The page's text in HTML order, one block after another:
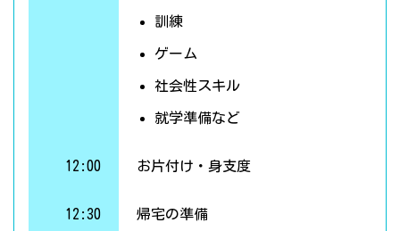
訓練
ゲーム
社会性スキル
就学準備など
12:00 お片付け・身支度
12:30 帰宅の準備